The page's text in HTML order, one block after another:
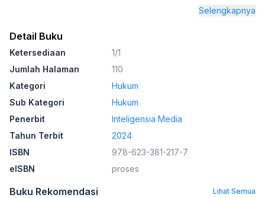
Selengkapnya
Detail Buku
Ketersediaan
1/1
Jumlah Halaman
110
Kategori
Hukum
Sub Kategori
Hukum
Penerbit
Inteligensia Media
Tahun Terbit
2024
ISBN
978-623-381-217-7
eISBN
proses
Buku Rekomendasi Lihat Semua